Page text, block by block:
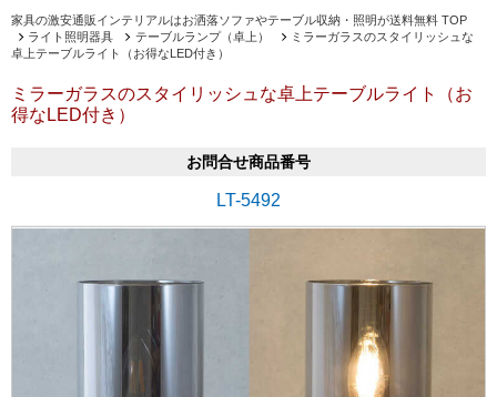
家具の激安通販インテリアルはお洒落ソファやテーブル収納・照明が送料無料 TOP
ライト照明器具
テーブルランプ（卓上）
ミラーガラスのスタイリッシュな
卓上テーブルライト（お得なLED付き）
ミラーガラスのスタイリッシュな卓上テーブルライト（お
得なLED付き）
お問合せ商品番号
LT-5492